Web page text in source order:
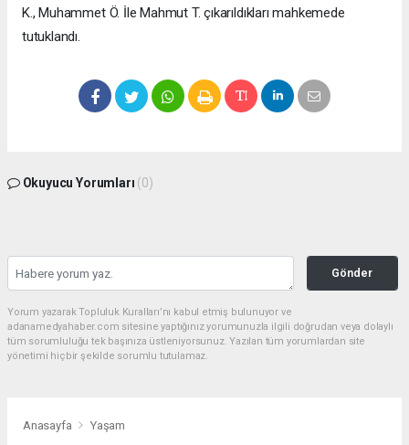
K., Muhammet Ö. İle Mahmut T. çıkarıldıkları mahkemede
tutuklandı.
Okuyucu Yorumları (0)
Gönder
Yorum yazarak Topluluk Kuralları’nı kabul etmiş bulunuyor ve
adanamedyahaber.com sitesine yaptığınız yorumunuzla ilgili doğrudan veya dolaylı
tüm sorumluluğu tek başınıza üstleniyorsunuz. Yazılan tüm yorumlardan site
yönetimi hiçbir şekilde sorumlu tutulamaz.
Anasayfa Yaşam